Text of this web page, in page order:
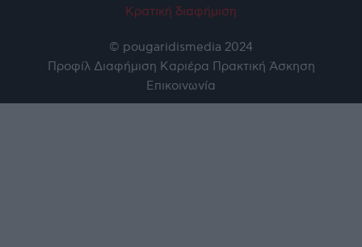
Κρατική διαφήμιση
© pougaridismedia 2024
Προφίλ Διαφήμιση Καριέρα Πρακτική Άσκηση
Επικοινωνία